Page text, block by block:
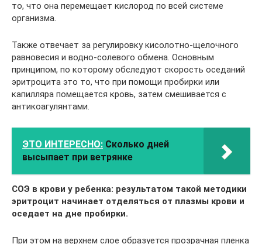
то, что она перемещает кислород по всей системе
организма.
Также отвечает за регулировку кисолотно-щелочного
равновесия и водно-солевого обмена. Основным
принципом, по которому обследуют скорость оседаний
эритроцита это то, что при помощи пробирки или
капилляра помещается кровь, затем смешивается с
антикоагулянтами.
ЭТО ИНТЕРЕСНО: Сколько дней
высыпает при ветрянке
СОЭ в крови у ребенка: результатом такой методики
эритроцит начинает отделяться от плазмы крови и
оседает на дне пробирки.
При этом на верхнем слое образуется прозрачная пленка